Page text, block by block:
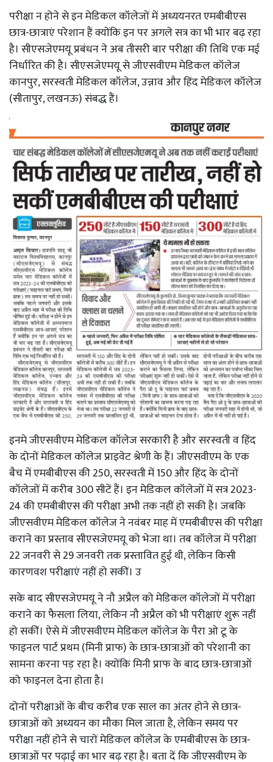
परीक्षा न होने से इन मेडिकल कॉलेजों में अध्ययनरत एमबीबीएस
छात्र-छात्राएं परेशान हैं क्योंकि इन पर अगले सत्र का भी भार बढ़ रहा
है। सीएसजेएमयू प्रबंधन ने अब तीसरी बार परीक्षा की तिथि एक मई
निर्धारित की है। सीएसजेएमयू से जीएसवीएम मेडिकल कॉलेज
कानपुर, सरस्वती मेडिकल कॉलेज, उन्नाव और हिंद मेडिकल कॉलेज
(सीतापुर, लखनऊ) संबद्ध हैं।
इनमे जीएसवीएम मेडिकल कॉलेज सरकारी है और सरस्वती व हिंद
के दोनों मेडिकल कॉलेज प्राइवेट श्रेणी के हैं। जीएसवीएम के एक
बैच में एमबीबीएस की 250, सरस्वती में 150 और हिंद के दोनों
कॉलेजों में करीब 300 सीटें हैं। इन मेडिकल कॉलेजों में सत्र 2023-
24 की एमबीबीएस की परीक्षा अभी तक नहीं हो सकी है। जबकि
जीएसवीएम मेडिकल कॉलेज ने नवंबर माह में एमबीबीएस की परीक्षा
कराने का प्रस्ताव सीएसजेएमयू को भेजा था। तब कॉलेज में परीक्षा
22 जनवरी से 29 जनवरी तक प्रस्तावित हुई थी, लेकिन किसी
कारणवश परीक्षाएं नहीं हो सकीं। उ
सके बाद सीएसजेएमयू ने नौ अप्रैल को मेडिकल कॉलेजों में परीक्षा
कराने का फैसला लिया, लेकिन नौ अप्रैल को भी परीक्षाएं शुरू नहीं
हो सकीं। ऐसे में जीएसवीएम मेडिकल कॉलेज के पैरा ओ टू के
फाइनल पार्ट प्रथम (मिनी प्राफ) के छात्र-छात्राओं को परेशानी का
सामना करना पड़ रहा है। क्योंकि मिनी प्राफ के बाद छात्र-छात्राओं
को फाइनल देना होता है।
दोनों परीक्षाओं के बीच करीब एक साल का अंतर होने से छात्र-
छात्राओं को अध्ययन का मौका मिल जाता है, लेकिन समय पर
परीक्षा नहीं होने से चारों मेडिकल कॉलेज के एमबीबीएस के छात्र-
छात्राओं पर पढ़ाई का भार बढ़ रहा है। बता दें कि जीएसवीएम के